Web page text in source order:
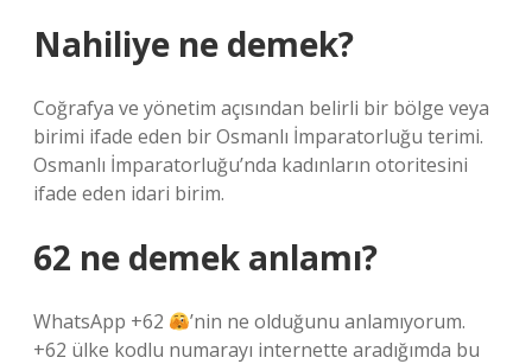
Nahiliye ne demek?
Coğrafya ve yönetim açısından belirli bir bölge veya
birimi ifade eden bir Osmanlı İmparatorluğu terimi.
Osmanlı İmparatorluğu’nda kadınların otoritesini
ifade eden idari birim.
62 ne demek anlamı?
WhatsApp +62
’nin ne olduğunu anlamıyorum.
+62 ülke kodlu numarayı internette aradığımda bu